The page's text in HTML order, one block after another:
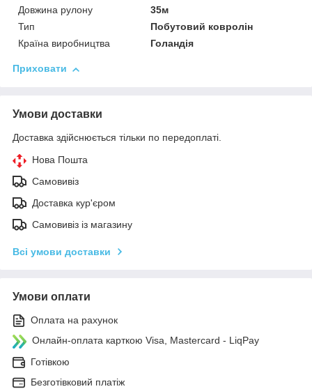
Довжина рулону
35м
Тип
Побутовий ковролін
Країна виробництва
Голандія
Приховати
Умови доставки
Доставка здійснюється тільки по передоплаті.
Нова Пошта
Самовивіз
Доставка кур'єром
Самовивіз із магазину
Всі умови доставки
Умови оплати
Оплата на рахунок
Онлайн-оплата карткою Visa, Mastercard - LiqPay
Готівкою
Безготівковий платіж